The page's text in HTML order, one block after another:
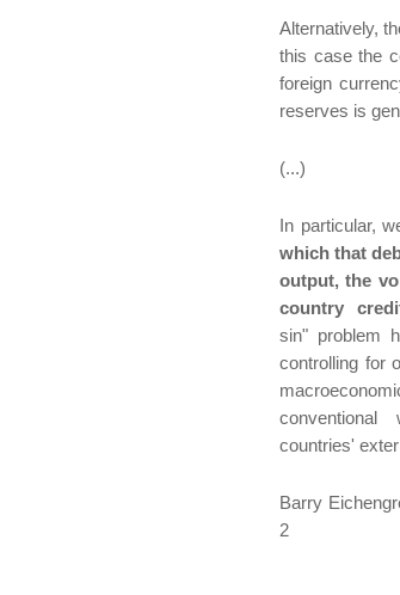
Alternatively,
this case the
foreign
reserves is
(...)
In particular,
which that
output, the
country
sin" problem
controlling for
countries'
Barry
2